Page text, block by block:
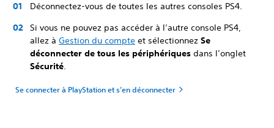
Déconnectez-vous de toutes les autres consoles PS4.
Si vous ne pouvez pas accéder à l’autre console PS4,
allez à Gestion du compte et sélectionnez Se
déconnecter de tous les périphériques dans l’onglet
Sécurité.
Se connecter à PlayStation et s’en déconnecter